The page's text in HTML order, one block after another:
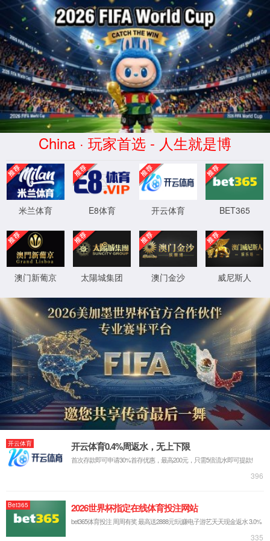
永利集团官网总站入口
首页 学院概况 最新永利集团官网总站 科学研究
诚聘英才
研究生教育
研究生课程介绍
历年课程安排
课程改革
电路与系统
电磁场与微波技术
通信与信息系统
信号与信息处理
鲁汶国际实验班（无锡）
电子信息
研究生培养和学位
课程改革
校级研究生在线开放课程立项建
研究生“课程思政”示范课程建设